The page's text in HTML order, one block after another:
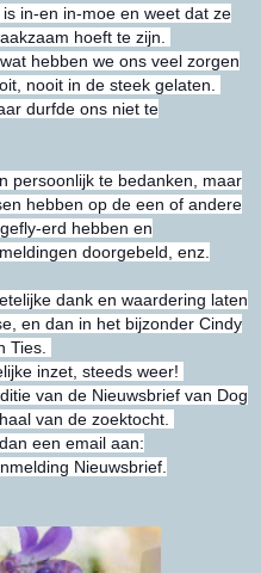
in-en in-moe en weet dat ze
hoeft te zijn.
hebben we ons veel zorgen
nooit in de steek gelaten.
durfde ons niet te
persoonlijk te bedanken, maar
hebben op de een of andere
erd hebben en
doorgebeld, enz.
dank en waardering laten
en dan in het bijzonder Cindy
Ties.
inzet, steeds weer!
van de Nieuwsbrief van Dog
van de zoektocht.
een email aan:
Nieuwsbrief.